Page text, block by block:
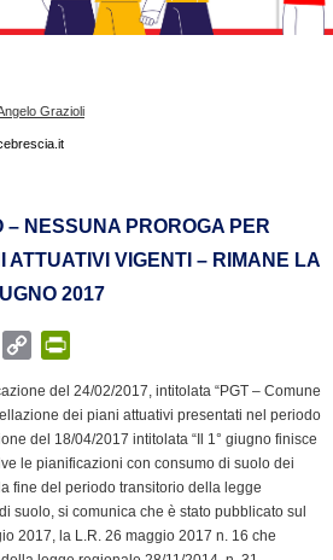
Grazioli
– NESSUNA PROROGA PER
ATTUATIVI VIGENTI – RIMANE LA
2017
C
p
y
L
i
n
k
i
n
t
F
r
i
del 24/02/2017, intitolata “PGT – Comune
dei piani attuativi presentati nel periodo
del 18/04/2017 intitolata “Il 1° giugno finisce
le pianificazioni con consumo di suolo dei
fine del periodo transitorio della legge
suolo, si comunica che è stato pubblicato sul
2017, la L.R. 26 maggio 2017 n. 16 che